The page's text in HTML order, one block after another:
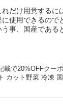
だけ用意するに
使用できるので
事、国産である
載で20%OFFクー
カット野菜 冷凍